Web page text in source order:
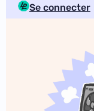
Se connecter